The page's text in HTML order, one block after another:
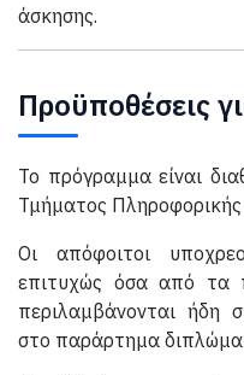
άσκησης.
Προϋποθέσεις
Το πρόγραμμα είναι
Τμήματος Πληροφορικής
Οι απόφοιτοι
επιτυχώς όσα από τα
περιλαμβάνονται ήδη
στο παράρτημα